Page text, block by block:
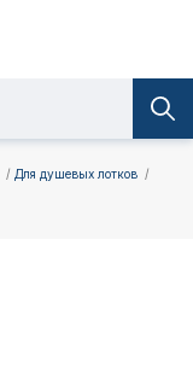
Для душевых лотков